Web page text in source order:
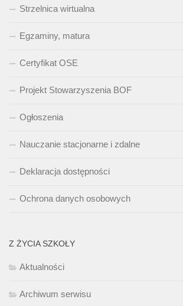
Strzelnica wirtualna
Egzaminy, matura
Certyfikat OSE
Projekt Stowarzyszenia BOF
Ogłoszenia
Nauczanie stacjonarne i zdalne
Deklaracja dostępności
Ochrona danych osobowych
Z ŻYCIA SZKOŁY
Aktualności
Archiwum serwisu